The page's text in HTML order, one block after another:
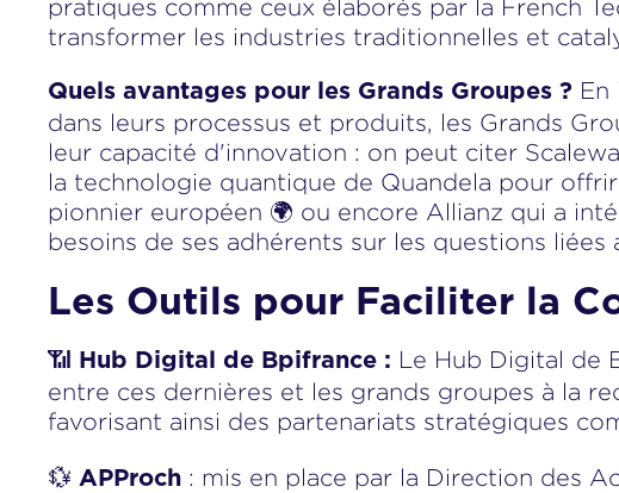
pratiques comme ceux élaborés par la French
transformer les industries traditionnelles et
Quels avantages pour les Grands Groupes ? En
dans leurs processus et produits, les Grands
leur capacité d'innovation : on peut citer
la technologie quantique de Quandela pour
pionnier européen 🌍 ou encore Allianz qui a
besoins de ses adhérents sur les questions liées
Les Outils pour Faciliter la
📶 Hub Digital de Bpifrance : Le Hub Digital de
entre ces dernières et les grands groupes à la
favorisant ainsi des partenariats stratégiques
💱 APProch : mis en place par la Direction des